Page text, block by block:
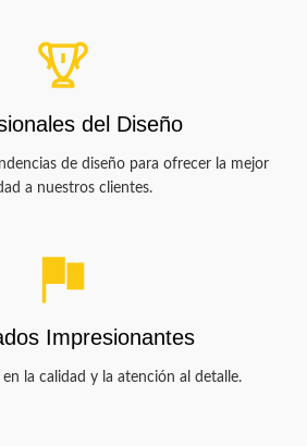
del Diseño
de diseño para ofrecer la mejor
a nuestros clientes.
Impresionantes
la calidad y la atención al detalle.